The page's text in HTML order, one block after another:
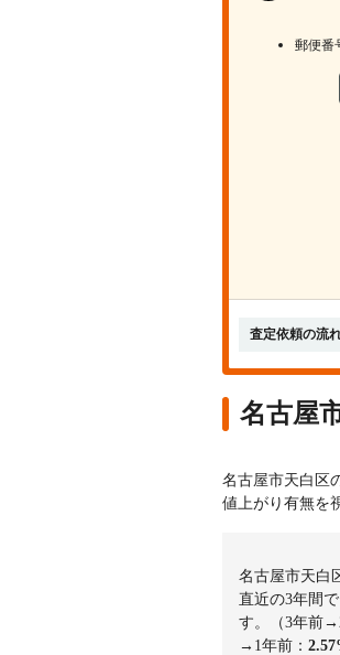
郵便番
査定依頼の流
名古屋
名古屋市天白区
値上がり有無を
名古屋市天白
直近の3年間で
す。（3年前
→1年前：